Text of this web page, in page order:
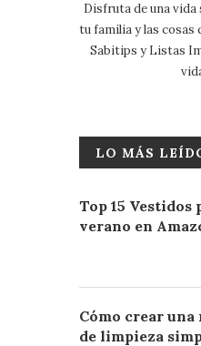
Disfruta de una
tu familia y las cosas
Sabitips y Listas
LO MÁS
Top 15 Vestidos
verano en
Cómo crear
de limpieza